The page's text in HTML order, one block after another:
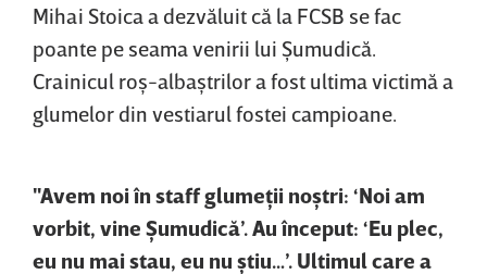
Mihai Stoica a dezvăluit că la FCSB se fac
poante pe seama venirii lui Şumudică.
Crainicul roş-albaştrilor a fost ultima victimă a
glumelor din vestiarul fostei campioane.
"Avem noi în staff glumeţii noştri: ‘Noi am
vorbit, vine Şumudică’. Au început: ‘Eu plec,
eu nu mai stau, eu nu ştiu…’. Ultimul care a